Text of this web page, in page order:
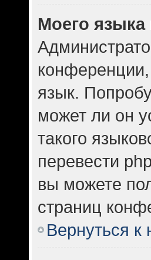
Моего языка
язык.
может ли он
такого
перевести
вы можете
страниц
Вернуться к